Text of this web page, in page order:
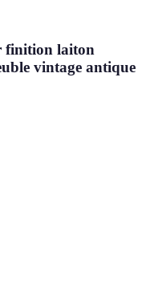
finition laiton
vintage antique